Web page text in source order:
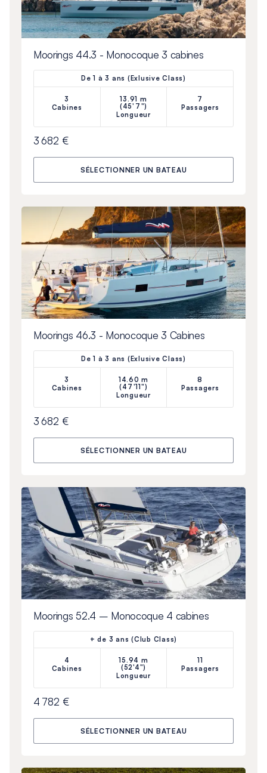
Moorings 44.3 - Monocoque 3 cabines
De 1 à 3 ans (Exlusive Class)
3
Cabines
13.91 m
(45'7")
Longueur
7
Passagers
3 682 €
SÉLECTIONNER UN BATEAU
Moorings 46.3 - Monocoque 3 Cabines
De 1 à 3 ans (Exlusive Class)
3
Cabines
14.60 m
(47'11")
Longueur
8
Passagers
3 682 €
SÉLECTIONNER UN BATEAU
Moorings 52.4 – Monocoque 4 cabines
+ de 3 ans (Club Class)
4
Cabines
15.94 m
(52'4")
Longueur
11
Passagers
4 782 €
SÉLECTIONNER UN BATEAU